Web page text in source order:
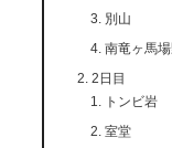
別山
南竜ヶ馬
2日目
トンビ岩
室堂